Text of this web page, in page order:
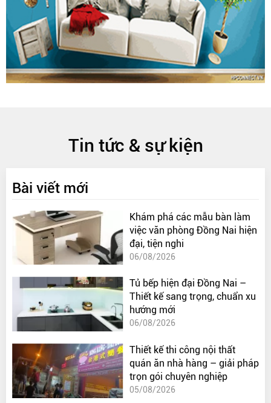
Tin tức & sự kiện
Bài viết mới
Khám phá các mẫu bàn làm
việc văn phòng Đồng Nai hiện
đại, tiện nghi
06/08/2026
Tủ bếp hiện đại Đồng Nai –
Thiết kế sang trọng, chuẩn xu
hướng mới
06/08/2026
Thiết kế thi công nội thất
quán ăn nhà hàng – giải pháp
trọn gói chuyên nghiệp
05/08/2026